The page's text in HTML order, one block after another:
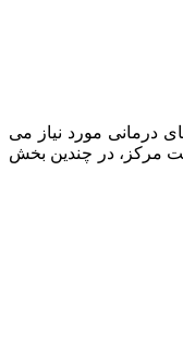
بخشهای درمانی مورد نیاز می
مرکز، در چندین بخش